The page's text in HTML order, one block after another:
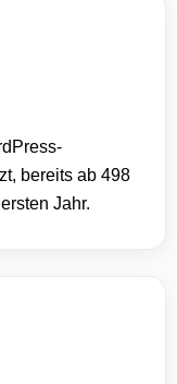
bereits ab 498
Jahr.